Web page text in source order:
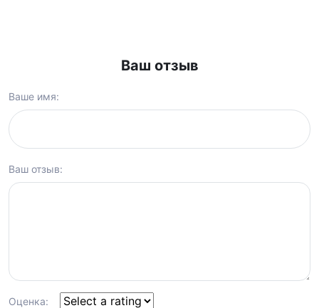
Ваш отзыв
Ваше имя:
Ваш отзыв:
Оценка: